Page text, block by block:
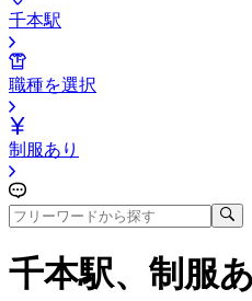
千本駅
職種を選択
制服あり
千本駅、制服